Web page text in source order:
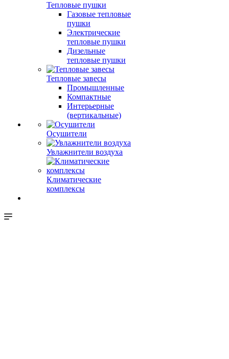
Тепловые пушки
Газовые тепловые
пушки
Электрические
тепловые пушки
Дизельные
тепловые пушки
Тепловые завесы
Промышленные
Компактные
Интерьерные
(вертикальные)
Осушители
Увлажнители воздуха
Климатические
комплексы